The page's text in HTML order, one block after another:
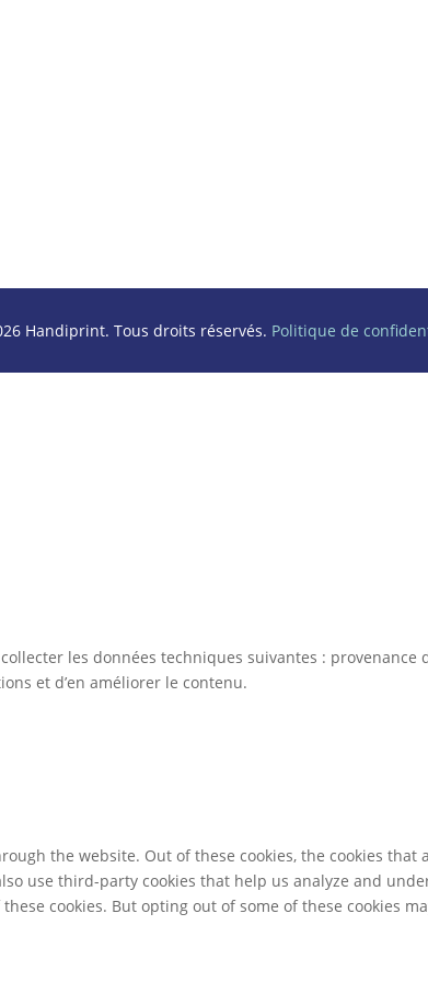
Handiprint. Tous droits réservés. Politique de
les données techniques suivantes :
et d’en améliorer le contenu.
the website. Out of these cookies, the cookies
use third-party cookies that help us analyze and
cookies. But opting out of some of these cookies